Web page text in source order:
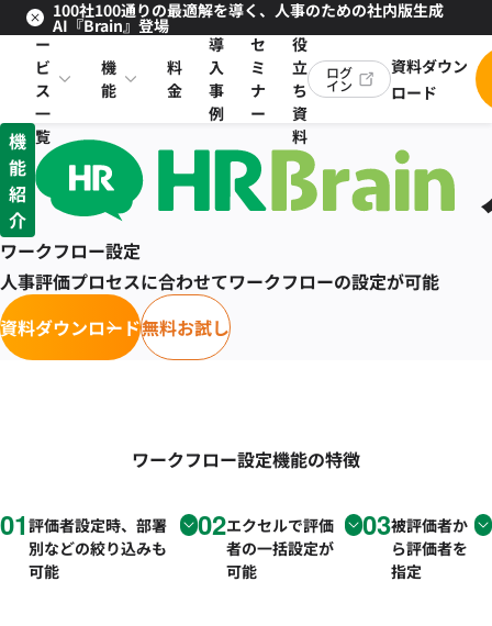
100社100通りの最適解を導く、人事のための社内版生成
AI『Brain』登場
サ
ー
ビ
ス
一
覧
機
能
料
金
導
入
事
例
セ
ミ
ナ
ー
お
役
立
ち
資
料
ログ
イン
資料ダウン
ロード
機
能
紹
介
ワークフロー設定
人事評価プロセスに合わせてワークフローの設定が可能
資料ダウンロード無料お試し
ワークフロー設定機能の特徴
01 評価者設定時、部署
別などの絞り込みも
可能
02エクセルで評価
者の一括設定が
可能
03被評価者か
ら評価者を
指定